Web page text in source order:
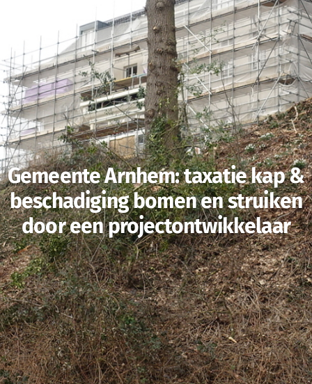
Gemeente Arnhem: taxatie kap &
beschadiging bomen en struiken
door een projectontwikkelaar